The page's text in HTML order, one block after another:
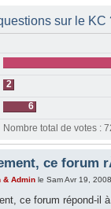
sur le KC
2
6
Nombre total de votes :
ce forum
& Adminle Sam Avr 19,
ce forum répond-il